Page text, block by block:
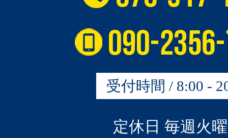
受付時間 / 8:00 -
定休日 毎週火